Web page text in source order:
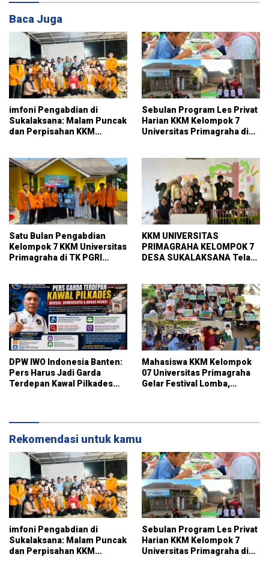
Baca Juga
imfoni Pengabdian di
Sukalaksana: Malam Puncak
dan Perpisahan KKM
Sebulan Program Les Privat
Harian KKM Kelompok 7
Universitas Primagraha di
Satu Bulan Pengabdian
Kelompok 7 KKM Universitas
Primagraha di TK PGRI
KKM UNIVERSITAS
PRIMAGRAHA KELOMPOK 7
DESA SUKALAKSANA Telah
DPW IWO Indonesia Banten:
Pers Harus Jadi Garda
Terdepan Kawal Pilkades
Mahasiswa KKM Kelompok
07 Universitas Primagraha
Gelar Festival Lomba,
Rekomendasi untuk kamu
imfoni Pengabdian di
Sukalaksana: Malam Puncak
dan Perpisahan KKM
Sebulan Program Les Privat
Harian KKM Kelompok 7
Universitas Primagraha di